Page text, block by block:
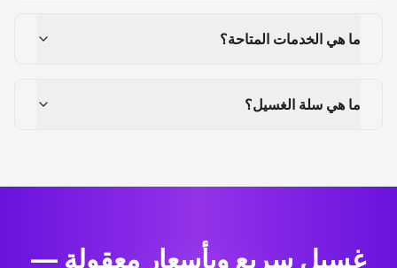
ما هي الخدمات المتاحة؟
ما هي سلة الغسيل؟
غسيل سريع وبأسعار معقولة —